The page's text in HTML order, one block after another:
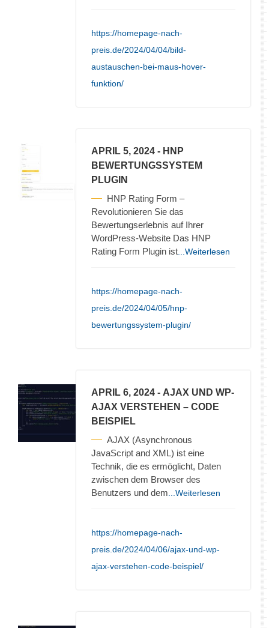
https://homepage-nach-
preis.de/2024/04/04/bild-
austauschen-bei-maus-hover-
funktion/
APRIL 5, 2024 - HNP
BEWERTUNGSSYSTEM
PLUGIN
HNP Rating Form –
Revolutionieren Sie das
Bewertungserlebnis auf Ihrer
WordPress-Website Das HNP
Rating Form Plugin ist ...Weiterlesen
https://homepage-nach-
preis.de/2024/04/05/hnp-
bewertungssystem-plugin/
APRIL 6, 2024 - AJAX UND WP-
AJAX VERSTEHEN – CODE
BEISPIEL
AJAX (Asynchronous
JavaScript and XML) ist eine
Technik, die es ermöglicht, Daten
zwischen dem Browser des
Benutzers und dem ...Weiterlesen
https://homepage-nach-
preis.de/2024/04/06/ajax-und-wp-
ajax-verstehen-code-beispiel/